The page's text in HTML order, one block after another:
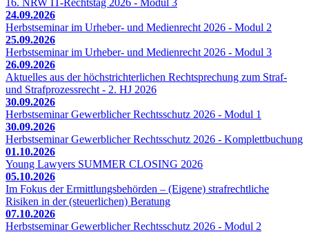
16. NRW IT-Rechtstag 2026 - Modul 3
24.09.2026
Herbstseminar im Urheber- und Medienrecht 2026 - Modul 2
25.09.2026
Herbstseminar im Urheber- und Medienrecht 2026 - Modul 3
26.09.2026
Aktuelles aus der höchstrichterlichen Rechtsprechung zum Straf-
und Strafprozessrecht - 2. HJ 2026
30.09.2026
Herbstseminar Gewerblicher Rechtsschutz 2026 - Modul 1
30.09.2026
Herbstseminar Gewerblicher Rechtsschutz 2026 - Komplettbuchung
01.10.2026
Young Lawyers SUMMER CLOSING 2026
05.10.2026
Im Fokus der Ermittlungsbehörden – (Eigene) strafrechtliche
Risiken in der (steuerlichen) Beratung
07.10.2026
Herbstseminar Gewerblicher Rechtsschutz 2026 - Modul 2